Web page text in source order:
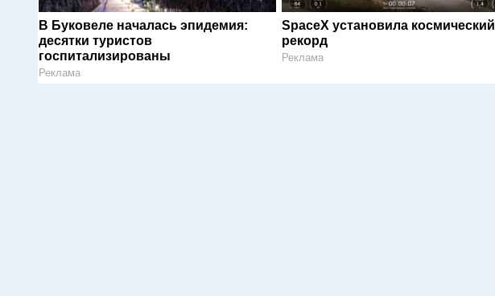
В Буковеле началась эпидемия:
десятки туристов
госпитализированы
Реклама
SpaceX установила космический
рекорд
Реклама